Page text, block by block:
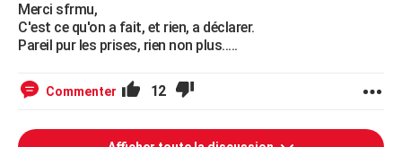
Merci sfrmu,
C'est ce qu'on a fait, et rien, a déclarer.
Pareil pur les prises, rien non plus.....
Commenter 12